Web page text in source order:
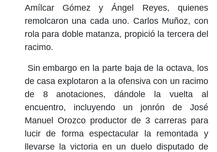
Amílcar Gómez y Ángel Reyes, quienes
remolcaron una cada uno. Carlos Muñoz, con
rola para doble matanza, propició la tercera del
racimo.
Sin embargo en la parte baja de la octava, los
de casa explotaron a la ofensiva con un racimo
de 8 anotaciones, dándole la vuelta al
encuentro, incluyendo un jonrón de José
Manuel Orozco productor de 3 carreras para
lucir de forma espectacular la remontada y
llevarse la victoria en un duelo disputado de